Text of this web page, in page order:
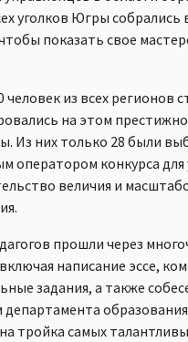
уголков Югры собрались
показать свое
человек из всех регионов
на этом
Из них только 28 были
оператором конкурса для
величия и
прошли через
написание эссе,
задания, а также
тройка самых